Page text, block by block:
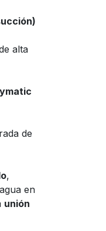
alta
de
,
en
unión